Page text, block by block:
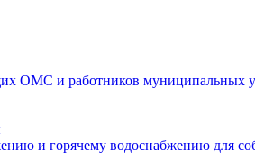
ОМС и работников муниципальных
и горячему водоснабжению для